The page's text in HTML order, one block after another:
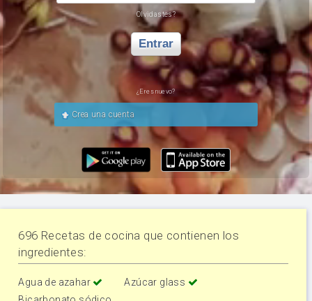
Olvidastes?
Entrar
¿Eres nuevo?
Crea una cuenta
696 Recetas de cocina que contienen los
ingredientes:
Agua de azahar
Azúcar glass